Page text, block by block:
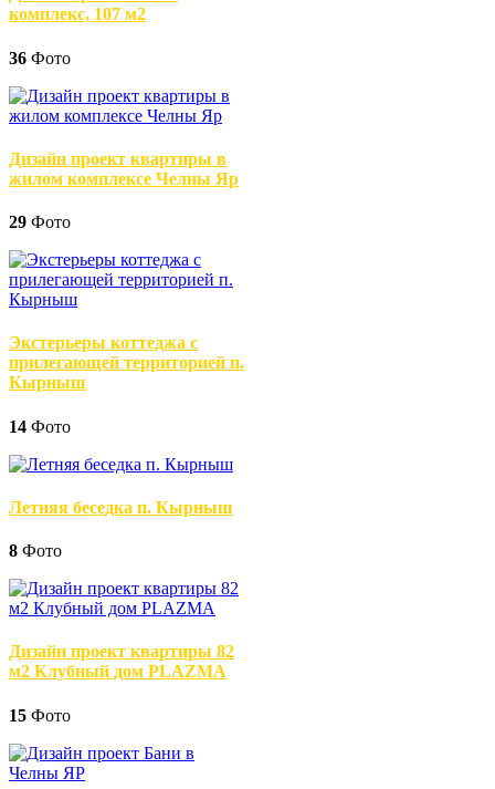
комплекс, 107 м2
36 Фото
Дизайн проект квартиры в
жилом комплексе Челны Яр
29 Фото
Экстерьеры коттеджа с
прилегающей территорией п.
Кырныш
14 Фото
Летняя беседка п. Кырныш
8 Фото
Дизайн проект квартиры 82
м2 Клубный дом PLAZMA
15 Фото